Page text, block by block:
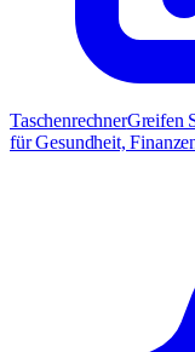
TaschenrechnerGreifen
für Gesundheit,